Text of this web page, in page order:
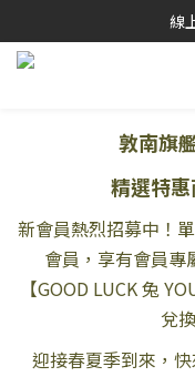
線
敦南旗
精選特
新會員熱烈招募中！
會員，享有會員專
【GOOD LUCK 兔
兌
迎接春夏季到來，